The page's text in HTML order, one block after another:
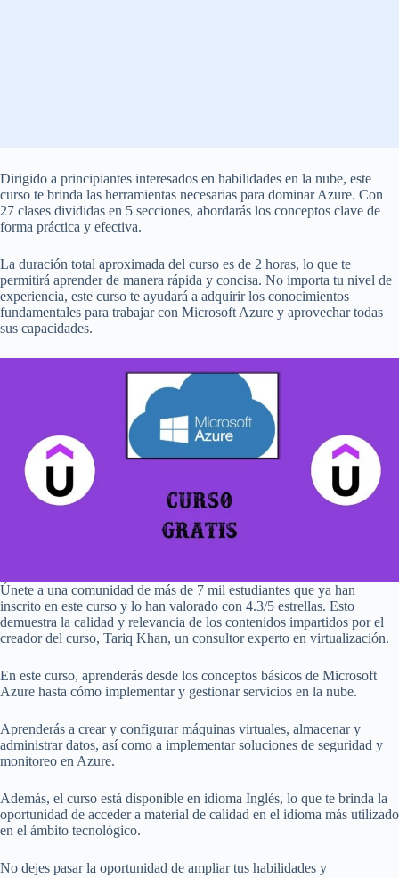
Dirigido a principiantes interesados en habilidades en la nube, este
curso te brinda las herramientas necesarias para dominar Azure. Con
27 clases divididas en 5 secciones, abordarás los conceptos clave de
forma práctica y efectiva.
La duración total aproximada del curso es de 2 horas, lo que te
permitirá aprender de manera rápida y concisa. No importa tu nivel de
experiencia, este curso te ayudará a adquirir los conocimientos
fundamentales para trabajar con Microsoft Azure y aprovechar todas
sus capacidades.
Únete a una comunidad de más de 7 mil estudiantes que ya han
inscrito en este curso y lo han valorado con 4.3/5 estrellas. Esto
demuestra la calidad y relevancia de los contenidos impartidos por el
creador del curso, Tariq Khan, un consultor experto en virtualización.
En este curso, aprenderás desde los conceptos básicos de Microsoft
Azure hasta cómo implementar y gestionar servicios en la nube.
Aprenderás a crear y configurar máquinas virtuales, almacenar y
administrar datos, así como a implementar soluciones de seguridad y
monitoreo en Azure.
Además, el curso está disponible en idioma Inglés, lo que te brinda la
oportunidad de acceder a material de calidad en el idioma más utilizado
en el ámbito tecnológico.
No dejes pasar la oportunidad de ampliar tus habilidades y